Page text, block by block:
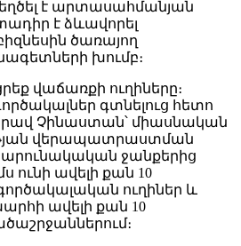
է արտասահմանյան
է ձևավորել
ծառայող
խումբ։
վաճառքի ուղիները։
գտնելուց հետո
Չինաստան՝ միասնական
վերապատրաստման
ջանքերից
ունի ավելի քան 10
ուղիներ և
ավելի քան 10